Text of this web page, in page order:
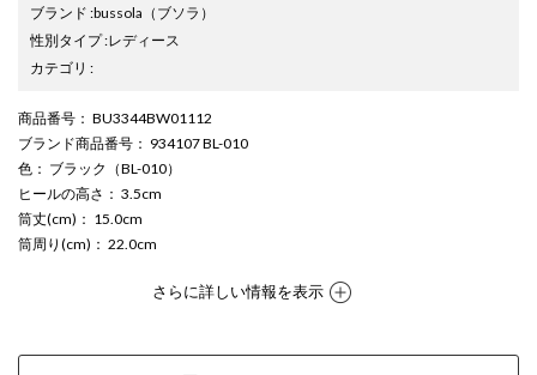
ブランド :bussola （ブソラ）
性別タイプ:レディース
カテゴリ :
商品番号 ： BU3344BW01112
ブランド商品番号 ： 934107 BL-010
色 ： ブラック（BL-010）
ヒールの高さ ： 3.5cm
筒丈(cm) ： 15.0cm
筒周り(cm) ： 22.0cm
さらに詳しい情報を表示